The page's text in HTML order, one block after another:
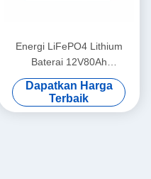
Energi LiFePO4 Lithium
Baterai 12V80Ah
Perlindungan Over Voltage
14,6V
Dapatkan Harga
Terbaik